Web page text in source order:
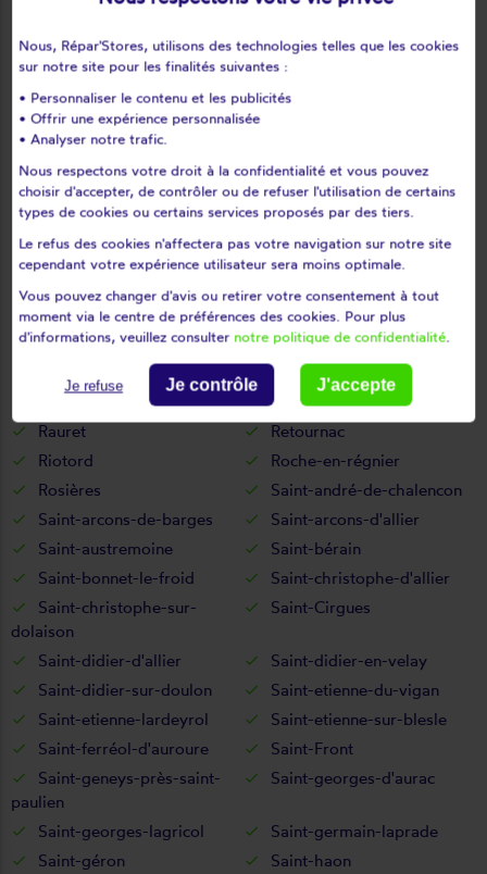
Malrevers
Malvalette
Malvières
Mazerat-aurouze
Mazet-saint-voy
Mazeyrat-d'allier
Mercoeur
Monistrol-d'allier
Monistrol-sur-loire
Monlet
Montclard
Montregard
Montusclat
Moudeyres
Pébrac
Pinols
Polignac
Pont-salomon
Présailles
Raucoules
Rauret
Retournac
Riotord
Roche-en-régnier
Rosières
Saint-andré-de-chalencon
Saint-arcons-de-barges
Saint-arcons-d'allier
Saint-austremoine
Saint-bérain
Saint-bonnet-le-froid
Saint-christophe-d'allier
Saint-christophe-sur-
dolaison
Saint-Cirgues
Saint-didier-d'allier
Saint-didier-en-velay
Saint-didier-sur-doulon
Saint-etienne-du-vigan
Saint-etienne-lardeyrol
Saint-etienne-sur-blesle
Saint-ferréol-d'auroure
Saint-Front
Saint-geneys-près-saint-
paulien
Saint-georges-d'aurac
Saint-georges-lagricol
Saint-germain-laprade
Saint-géron
Saint-haon
Nous, Répar'Stores, utilisons des technologies telles que les cookies
sur notre site pour les finalités suivantes :
• Personnaliser le contenu et les publicités
• Offrir une expérience personnalisée
• Analyser notre trafic.
Nous respectons votre droit à la confidentialité et vous pouvez
choisir d'accepter, de contrôler ou de refuser l'utilisation de certains
types de cookies ou certains services proposés par des tiers.
Le refus des cookies n'affectera pas votre navigation sur notre site
cependant votre expérience utilisateur sera moins optimale.
Vous pouvez changer d'avis ou retirer votre consentement à tout
moment via le centre de préférences des cookies. Pour plus
d'informations, veuillez consulter notre politique de confidentialité.
Je refuse Je contrôle J'accepte